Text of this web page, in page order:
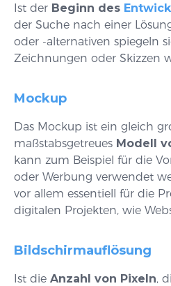
Ist der Beginn des
der Suche nach einer
oder -alternativen spiegeln
Zeichnungen oder Skizzen
Mockup
Das Mockup ist ein gleich
maßstabsgetreues Modell
kann zum Beispiel für die
oder Werbung verwendet
vor allem essentiell für die
digitalen Projekten, wie
Bildschirmauflösung
Ist die Anzahl von Pixeln,